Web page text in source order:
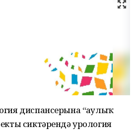
диспансерына “һаулыҡ
сиктәрендә урология